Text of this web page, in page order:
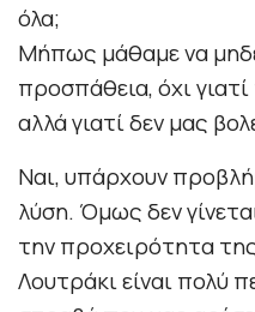
όλα;
Μήπως μάθαμε να
προσπάθεια, όχι
αλλά γιατί δεν μας
Ναι, υπάρχουν
λύση. Όμως δεν
την προχειρότητα της
Λουτράκι είναι πολύ